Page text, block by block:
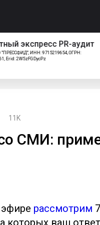
отдел
Pressfeed
11K
СМИ:
рассмотрим
которых ваш